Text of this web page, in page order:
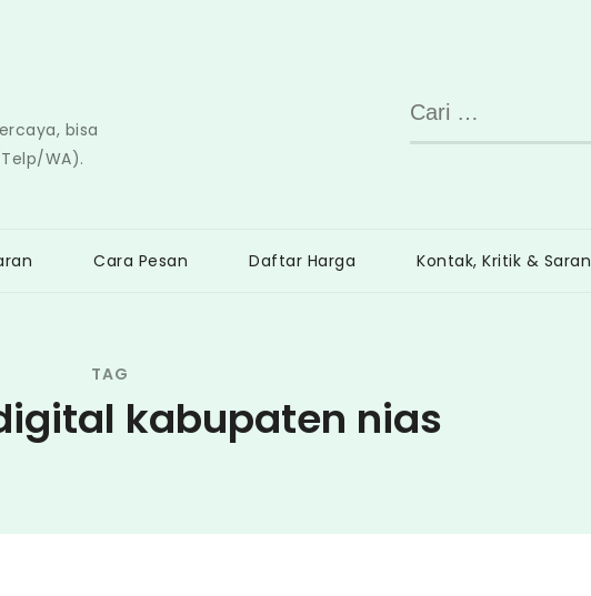
bisa
WA).
Cari
untuk:
Cara Pesan Daftar Harga Kontak, Kritik & Saran
TAG
kabupaten nias